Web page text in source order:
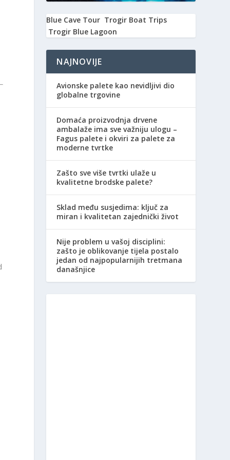
Blue Cave Tour Trogir Boat Trips
Trogir Blue Lagoon
NAJNOVIJE
Avionske palete kao nevidljivi dio
globalne trgovine
Domaća proizvodnja drvene
ambalaže ima sve važniju ulogu –
Fagus palete i okviri za palete za
moderne tvrtke
Zašto sve više tvrtki ulaže u
kvalitetne brodske palete?
Sklad među susjedima: ključ za
miran i kvalitetan zajednički život
Nije problem u vašoj disciplini:
zašto je oblikovanje tijela postalo
jedan od najpopularnijih tretmana
današnjice